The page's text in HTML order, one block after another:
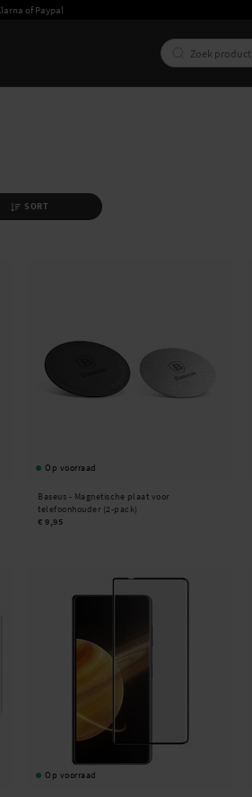
of Paypal
SORT
Op voorraad
Baseus - Magnetische plaat voor
telefoonhouder (2-pack)
€ 9,95
Op voorraad